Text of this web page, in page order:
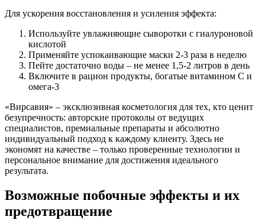
Для ускорения восстановления и усиления эффекта:
Используйте увлажняющие сыворотки с гиалуроновой
кислотой
Применяйте успокаивающие маски 2-3 раза в неделю
Пейте достаточно воды – не менее 1,5-2 литров в день
Включите в рацион продукты, богатые витамином С и
омега-3
«Вирсавия» – эксклюзивная косметология для тех, кто ценит
безупречность: авторские протоколы от ведущих
специалистов, премиальные препараты и абсолютно
индивидуальный подход к каждому клиенту. Здесь не
экономят на качестве – только проверенные технологии и
персональное внимание для достижения идеального
результата.
Возможные побочные эффекты и их
предотвращение